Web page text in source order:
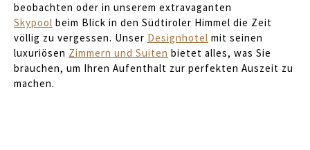
beobachten oder in unserem extravaganten
Skypool beim Blick in den Südtiroler Himmel die Zeit
völlig zu vergessen. Unser Designhotel mit seinen
luxuriösen Zimmern und Suiten bietet alles, was Sie
brauchen, um Ihren Aufenthalt zur perfekten Auszeit zu
machen.